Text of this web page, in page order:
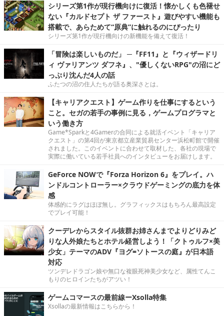
シリーズ第1作が現行機向けに復活！懐かしくも色褪せ
ない『カルドセプト ザ ファースト』遊びやすい機能も
搭載で、あらためて“原典”に触れるのにぴったり
シリーズ第1作が現行機向けの新機能を備えて復活！
「冒険は楽しいものだ」 ─『FF11』と『ウィザードリ
ィ ヴァリアンツ ダフネ』、"優しくないRPG"の沼にど
っぷり沈んだ4人の話
ふたつの沼の住人たちが語る奥深さとは。
【キャリアクエスト】ゲーム作りを仕事にするという
こと。セガの若手の事例に見る，ゲームプログラマと
いう働き方
Game*Sparkと4Gamerの合同による就活イベント「キャリア
クエスト」の第4回が東京都立産業貿易センター浜松町館で開催
されました。このイベントに合わせて取材した、各社の現場で
実際に働いている若手社員へのインタビューをお届けします。
GeForce NOWで『Forza Horizon 6』をプレイ。ハ
ンドルコントローラー×クラウドゲーミングの底力を体
感
体感的にラグはほぼ無し。グラフィックスはもちろん最高設定
でプレイ可能！
クーデレからスタイル抜群お姉さんまでよりどりみど
りな人外娘たちとホテル経営しよう！「クトゥルフ×美
少女」テーマのADV『ヨグ=ソトースの庭』が日本語
対応
ツンデレドラゴン娘や無口な複眼死神美少女など、属性てんこ
もりのヒロインたちがアツい！
ゲームコマースの最前線ーXsolla特集
Xsollaの最新情報はこちらから！